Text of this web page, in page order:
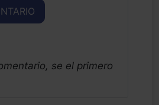
se el primero